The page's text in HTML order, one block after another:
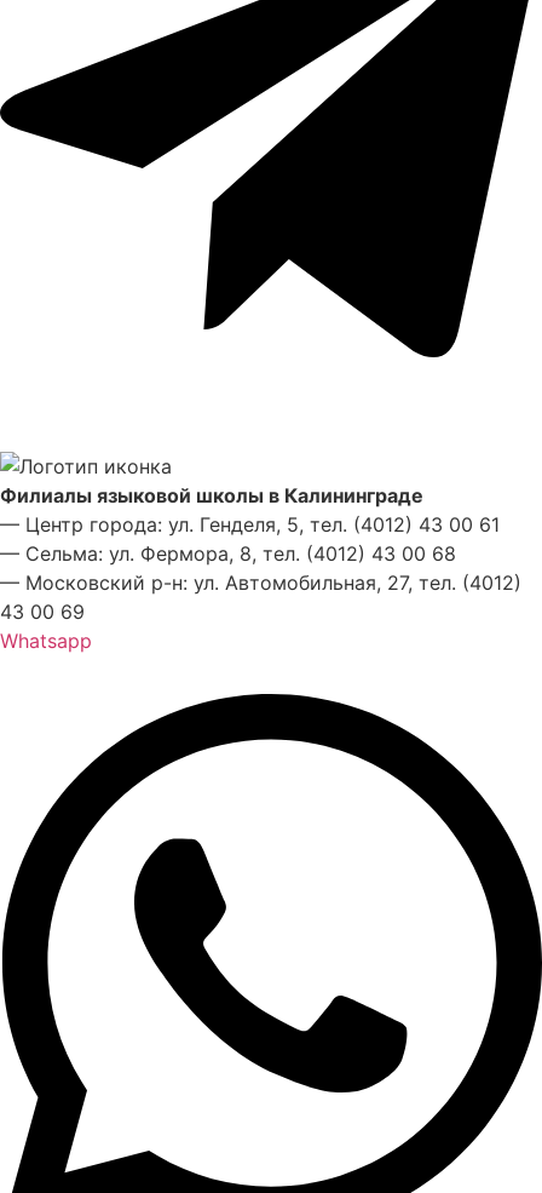
Филиалы языковой школы в Калининграде
— Центр города: ул. Генделя, 5, тел. (4012) 43 00 61
— Сельма: ул. Фермора, 8, тел. (4012) 43 00 68
— Московский р-н: ул. Автомобильная, 27, тел. (4012)
43 00 69
Whatsapp